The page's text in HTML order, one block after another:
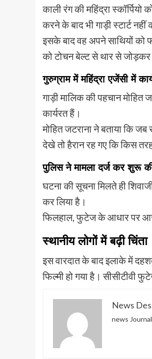
काली रंग की महिंद्रा
करने के बाद भी गाड़ी स्टार्ट नहीं
इसके बाद वह अपने साथियों को
को टोचन बेल्ट से थार से
गुरुग्राम में महिंद्रा एजेंसी में
गाड़ी मालिक की पहचान मोहित
कार्यरत हैं।
मोहित जटराना ने बताया कि
देखे तो हैरान रह गए कि किस
पुलिस ने मामला दर्ज कर शुरू
घटना की सूचना मिलते ही
कर लिया है।
फिलहाल, फुटेज के आधार पर
स्थानीय लोगों में बढ़ी चिंता
इस वारदात के बाद इलाके में
फिल्मी हो गया है। सीसीटीवी
News
news